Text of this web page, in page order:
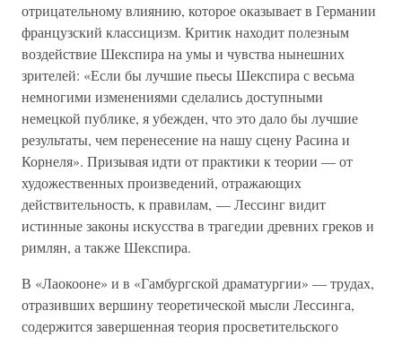
отрицательному влиянию, которое оказывает в Германии
французский классицизм. Критик находит полезным
воздействие Шекспира на умы и чувства нынешних
зрителей: «Если бы лучшие пьесы Шекспира с весьма
немногими изменениями сделались доступными
немецкой публике, я убежден, что это дало бы лучшие
результаты, чем перенесение на нашу сцену Расина и
Корнеля». Призывая идти от практики к теории — от
художественных произведений, отражающих
действительность, к правилам, — Лессинг видит
истинные законы искусства в трагедии древних греков и
римлян, а также Шекспира.
В «Лаокооне» и в «Гамбургской драматургии» — трудах,
отразивших вершину теоретической мысли Лессинга,
содержится завершенная теория просветительского